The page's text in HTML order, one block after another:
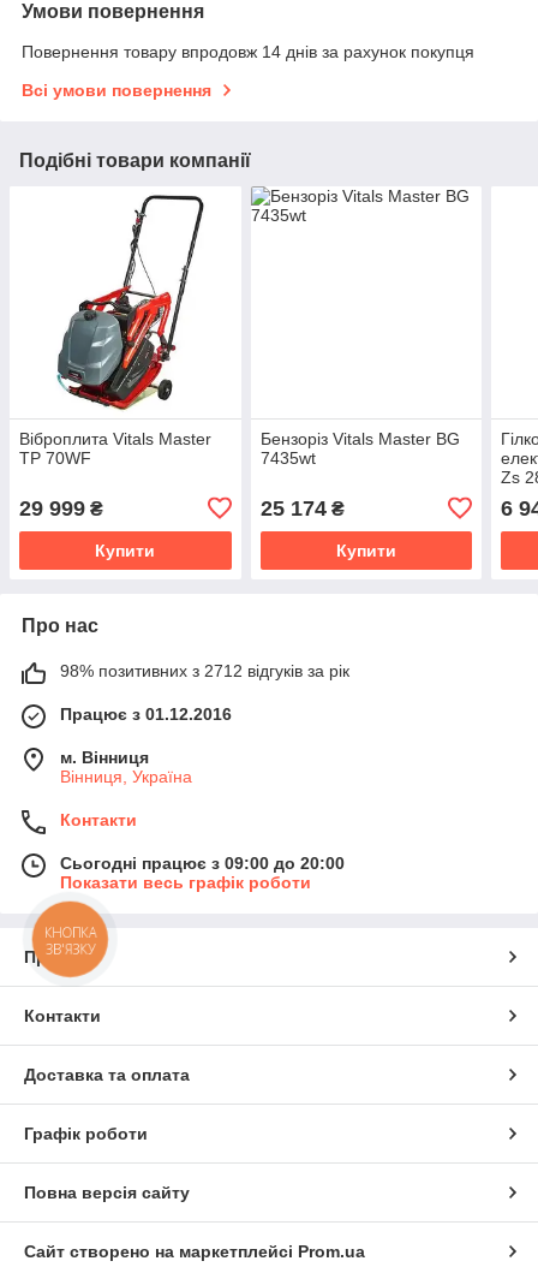
Умови повернення
Повернення товару впродовж 14 днів за рахунок покупця
Всі умови повернення
Подібні товари компанії
Віброплита Vitals Master
TP 70WF
29 999 ₴
Купити
Бензоріз Vitals Master BG
7435wt
25 174₴
Купити
Zs
6
Про нас
98% позитивних з 2712 відгуків за рік
Працює з 01.12.2016
м. Вінниця
Вінниця, Україна
Контакти
Сьогодні працює з 09:00 до 20:00
Показати весь графік роботи
Про нас
Контакти
Доставка та оплата
Графік роботи
Повна версія сайту
Сайт створено на маркетплейсі Prom.ua
КНОПКА
ЗВ'ЯЗКУ